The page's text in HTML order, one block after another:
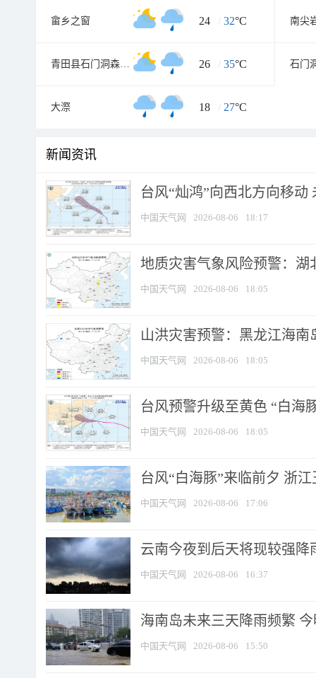
畲乡之窗 24 / 32°C 南尖
青田县石门洞森林公园 26 / 35°C 石门
大漈 18 / 27°C
新闻资讯
台风“灿鸿”向西北方向移动
中国天气网 2026-08-06 18:17
地质灾害气象风险预警：湖
中国天气网 2026-08-06 18:05
山洪灾害预警：黑龙江海
中国天气网 2026-08-06 18:05
台风预警升级至黄色 “白海
中国天气网 2026-08-06 18:05
台风“白海豚”来临前夕 浙
中国天气网 2026-08-06 17:06
云南今夜到后天将现较强降
中国天气网 2026-08-06 16:37
海南岛未来三天降雨频繁
中国天气网 2026-08-06 15:50